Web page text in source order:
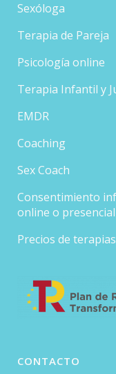
Sexóloga
Terapia de Pareja
Psicología online
Terapia Infantil y
EMDR
Coaching
Sex Coach
Consentimiento
online o presencial
Precios de
CONTACTO